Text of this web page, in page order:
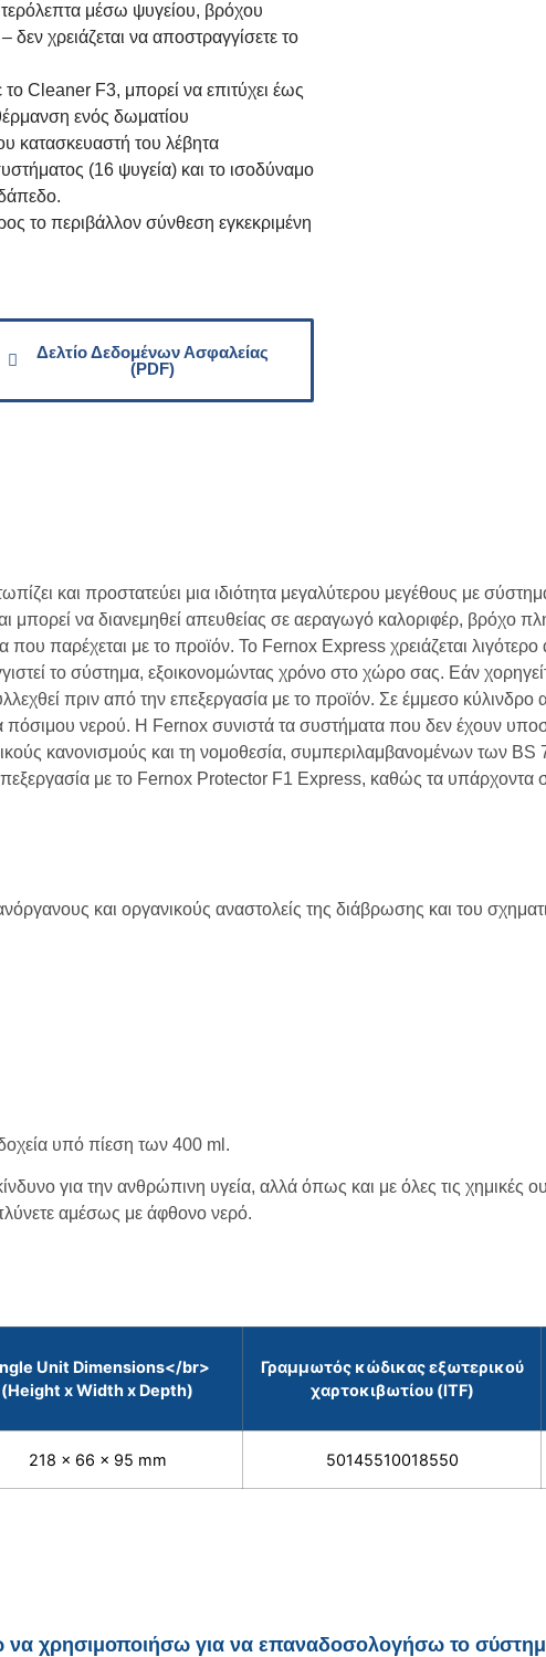
μέσω ψυγείου, βρόχου
χρειάζεται να αποστραγγίσετε το
Cleaner F3, μπορεί να επιτύχει έως
ενός δωματίου
κατασκευαστή του λέβητα
(16 ψυγεία) και το ισοδύναμο
το περιβάλλον σύνθεση εγκεκριμένη
Δελτίο Δεδομένων Ασφαλείας
(PDF)
και προστατεύει μια ιδιότητα μεγαλύτερου μεγέθους με
μπορεί να διανεμηθεί απευθείας σε αεραγωγό καλοριφέρ, βρόχο
παρέχεται με το προϊόν. Το Fernox Express χρειάζεται
το σύστημα, εξοικονομώντας χρόνο στο χώρο σας. Εάν
πριν από την επεξεργασία με το προϊόν. Σε έμμεσο
πόσιμου νερού. Η Fernox συνιστά τα συστήματα που δεν έχουν
κανονισμούς και τη νομοθεσία, συμπεριλαμβανομένων των
με το Fernox Protector F1 Express, καθώς τα υπάρχοντα
και οργανικούς αναστολείς της διάβρωσης και του
υπό πίεση των 400 ml.
για την ανθρώπινη υγεία, αλλά όπως και με όλες τις χημικές
αμέσως με άφθονο νερό.
Unit Dimensions</br>
(Height x Width x Depth)
Γραμμωτός κώδικας εξωτερικού
χαρτοκιβωτίου (ITF)
218 x 66 x 95 mm 50145510018550
να χρησιμοποιήσω για να επαναδοσολογήσω το